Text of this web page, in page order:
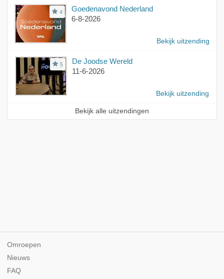
4
Goedenavond Nederland
6-8-2026
Bekijk uitzending
5
De Joodse Wereld
11-6-2026
Bekijk uitzending
Bekijk alle uitzendingen
Omroepen
Nieuws
FAQ